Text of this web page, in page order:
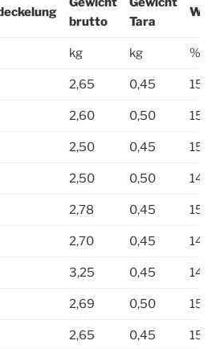
brutto
Tara
kg kg %
2,65 0,45 15,6
2,60 0,50 15,0
2,50 0,45 15,0
2,50 0,50 14,5
2,78 0,45 15,0
2,70 0,45 14,5
3,25 0,45 14,5
2,69 0,50 15,0
2,65 0,45 15,5